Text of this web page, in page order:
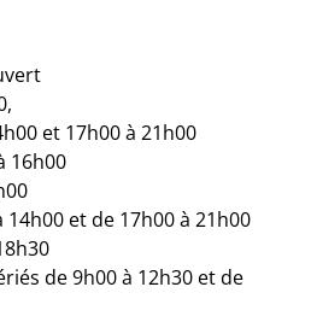
et 17h00 à 21h00
16h00
et de 17h00 à 21h00
de 9h00 à 12h30 et de